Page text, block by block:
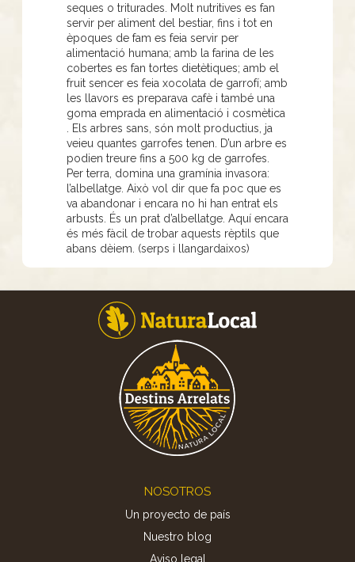
seques o triturades. Molt nutritives es fan
servir per aliment del bestiar, fins i tot en
èpoques de fam es feia servir per
alimentació humana; amb la farina de les
cobertes es fan tortes dietètiques; amb el
fruit sencer es feia xocolata de garrofí; amb
les llavors es preparava cafè i també una
goma emprada en alimentació i cosmètica
. Els arbres sans, són molt productius, ja
veieu quantes garrofes tenen. D’un arbre es
podien treure fins a 500 kg de garrofes.
Per terra, domina una gramínia invasora:
l’albellatge. Això vol dir que fa poc que es
va abandonar i encara no hi han entrat els
arbusts. És un prat d’albellatge. Aquí encara
és més fàcil de trobar aquests rèptils que
abans dèiem. (serps i llangardaixos)
NOSOTROS
Un proyecto de país
Nuestro blog
Aviso legal